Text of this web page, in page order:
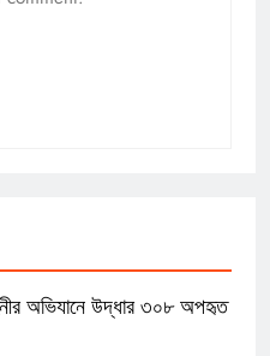
অভিযানে উদ্ধার ৩০৮ অপহৃত